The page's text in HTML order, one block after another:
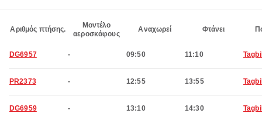
Αριθμός πτήσης.
Μοντέλο
αεροσκάφους
Αναχωρεί Φτάνει
DG6957 - 09:50 11:10
PR2373 - 12:55 13:55
DG6959 - 13:10 14:30